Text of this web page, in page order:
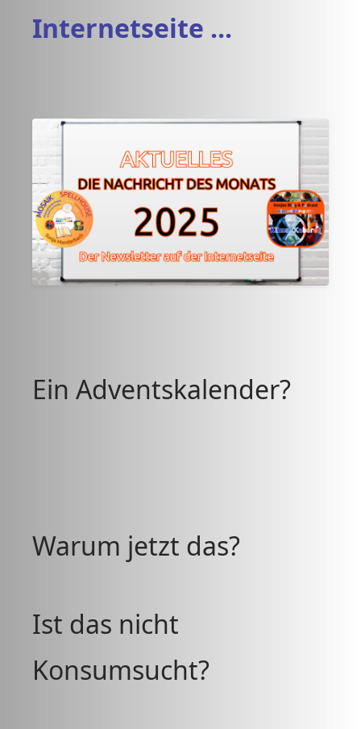
Internetseite ...
Ein Adventskalender?
Warum jetzt das?
Ist das nicht
Konsumsucht?